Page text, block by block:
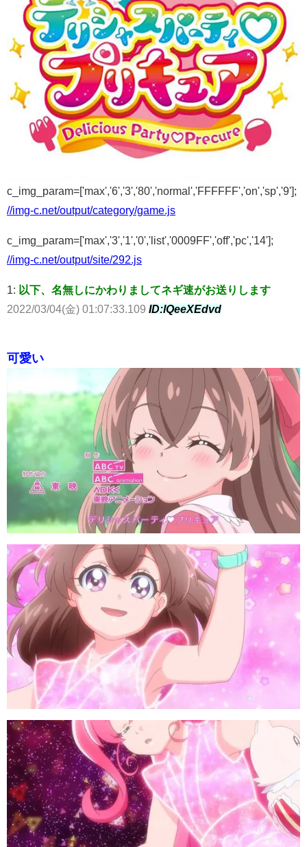
c_img_param=['max','6','3','80','normal','FFFFFF','on','sp','9'];
//img-c.net/output/category/game.js
c_img_param=['max','3','1','0','list','0009FF','off','pc','14'];
//img-c.net/output/site/292.js
1: 以下、名無しにかわりましてネギ速がお送りします
2022/03/04(金) 01:07:33.109 ID:lQeeXEdvd
可愛い